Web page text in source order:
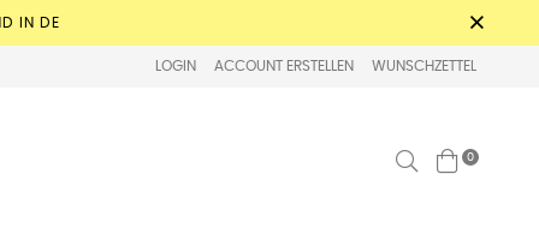
IN DE
LOGIN ACCOUNT ERSTELLEN WUNSCHZETTEL
Suchen
0